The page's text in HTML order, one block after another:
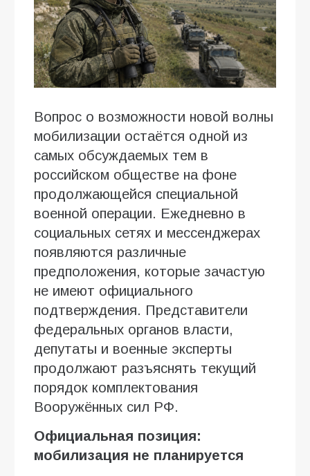
Вопрос о возможности новой волны
мобилизации остаётся одной из
самых обсуждаемых тем в
российском обществе на фоне
продолжающейся специальной
военной операции. Ежедневно в
социальных сетях и мессенджерах
появляются различные
предположения, которые зачастую
не имеют официального
подтверждения. Представители
федеральных органов власти,
депутаты и военные эксперты
продолжают разъяснять текущий
порядок комплектования
Вооружённых сил РФ.
Официальная позиция:
мобилизация не планируется